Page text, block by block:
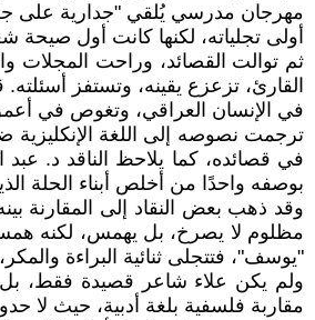
مهرجان مدرسي يُلقي "جدارية على
أولى تجلياته، لكنها كانت أول
ثم توالت القصائد، وراحت
القارئ، تزعزع يقينه، وتستفز
في الإنسان العراقي، وتغوص في
ترجمت نصوصه إلى اللغة الإنكليزية
في قصائده، كما يلاحظ الناقد د.
بوصفه واحدًا من أخلص أبناء الحلة
وقد ذهب بعض النقاد إلى المقارنة
مظلوم لا يصرخ، بل يهمس، لكنه
"يوسف"، فتتجلى ثنائية البراءة
مقاربة فلسفية بلغة أدبية، حيث لا